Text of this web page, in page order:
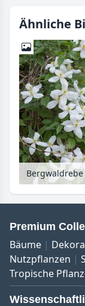
Ähnliche
Premium
Bäume
Nutzpflanzen
Tropische